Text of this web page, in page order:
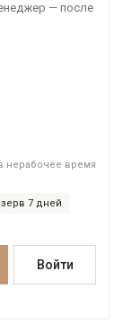
— после
нерабочее время
7 дней
Войти